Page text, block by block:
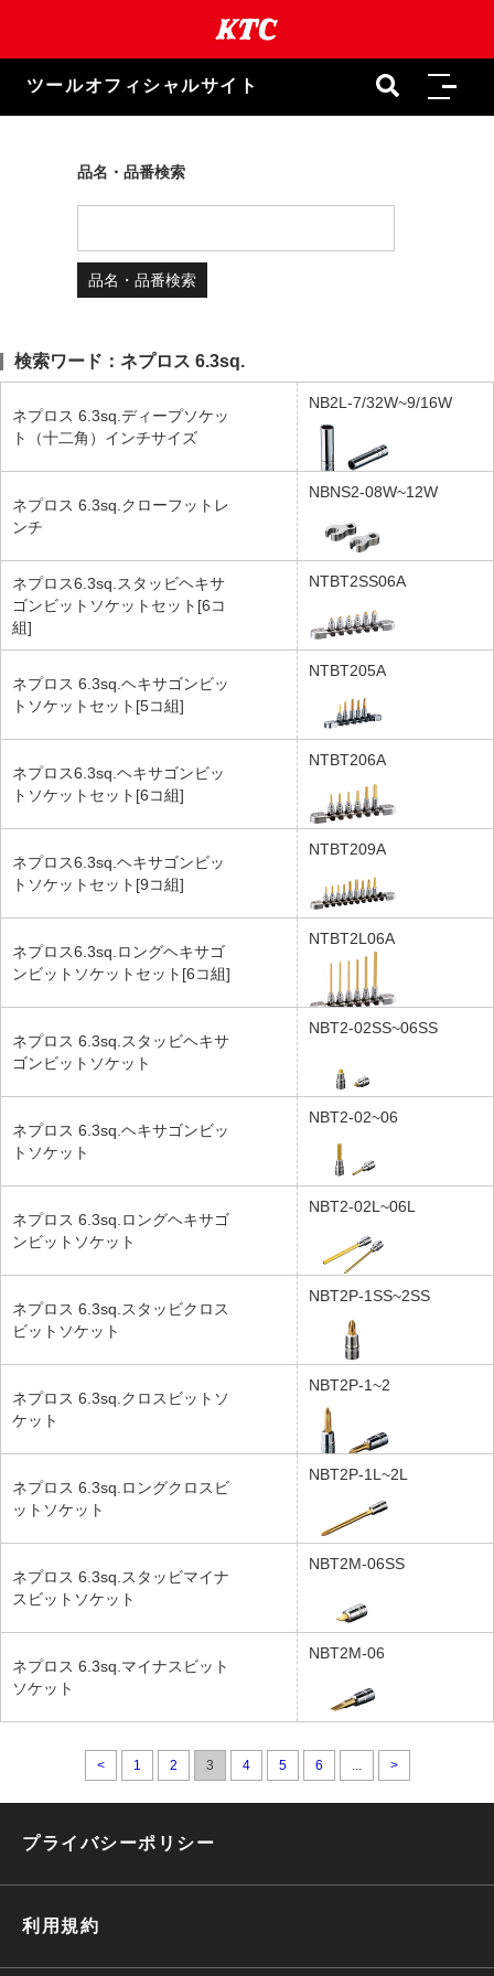
ま
キ
ツールオフィシャルサイト
品名・品番検索
検索ワード：ネプロス 6.3sq.
ネプロス 6.3sq.ディープソケッ
ト（十二角）インチサイズ
NB2L-7/32W~9/16W
ネプロス 6.3sq.クローフットレ
ンチ
NBNS2-08W~12W
ネプロス6.3sq.スタッビヘキサ
ゴンビットソケットセット[6コ
組]
NTBT2SS06A
ネプロス 6.3sq.ヘキサゴンビッ
トソケットセット[5コ組]
NTBT205A
ネプロス6.3sq.ヘキサゴンビッ
トソケットセット[6コ組]
NTBT206A
ネプロス6.3sq.ヘキサゴンビッ
トソケットセット[9コ組]
NTBT209A
ネプロス6.3sq.ロングヘキサゴ
ンビットソケットセット[6コ組]
NTBT2L06A
ネプロス 6.3sq.スタッビヘキサ
ゴンビットソケット
NBT2-02SS~06SS
ネプロス 6.3sq.ヘキサゴンビッ
トソケット
NBT2-02~06
ネプロス 6.3sq.ロングヘキサゴ
ンビットソケット
NBT2-02L~06L
ネプロス 6.3sq.スタッビクロス
ビットソケット
NBT2P-1SS~2SS
ネプロス 6.3sq.クロスビットソ
ケット
NBT2P-1~2
ネプロス 6.3sq.ロングクロスビ
ットソケット
NBT2P-1L~2L
ネプロス 6.3sq.スタッビマイナ
スビットソケット
NBT2M-06SS
ネプロス 6.3sq.マイナスビット
ソケット
NBT2M-06
< 1 2 3 4 5 6 ... >
プライバシーポリシー
利用規約